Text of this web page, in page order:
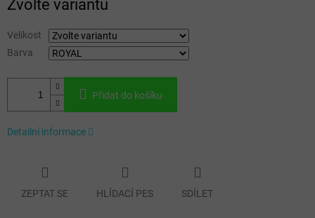
cena:
Zvolte variantu
Velikost
Barva
Přidat do košíku
Detailní informace
ZEPTAT SE HLÍDACÍ PES SDÍLET